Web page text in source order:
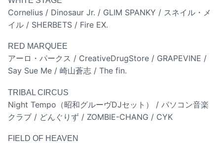
Cornelius / Dinosaur Jr. / GLIM SPANKY / スネイル・メ
イル / SHERBETS / Fire EX.
RED MARQUEE
アーロ・パークス / CreativeDrugStore / GRAPEVINE /
Say Sue Me / 崎山蒼志 / The fin.
TRIBAL CIRCUS
Night Tempo（昭和グルーヴDJセット） / パソコン音楽
クラブ / どんぐりず / ZOMBIE-CHANG / CYK
FIELD OF HEAVEN